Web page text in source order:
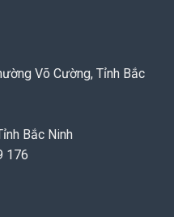
Võ Cường, Tỉnh Bắc
Bắc Ninh
176